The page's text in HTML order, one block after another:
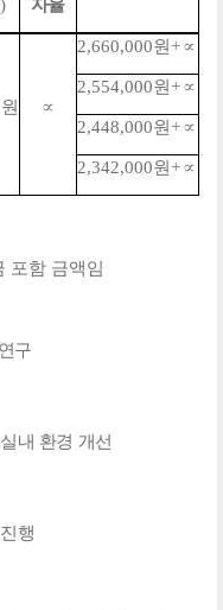
자율
원 ∝
2,660,000원+∝
2,554,000원+∝
2,448,000원+∝
2,342,000원+∝
포함 금액임
구
내 환경 개선
행